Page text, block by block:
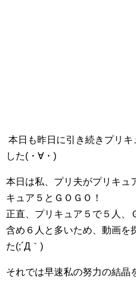
本日も昨日に引き続きプリ
した(・∀・)
本日は私、プリ夫がプリキュ
キュア５とＧＯＧＯ！
正直、プリキュア５で５人、
含め６人と多いため、動画を
た(;´Д｀)
それでは早速私の努力の結晶